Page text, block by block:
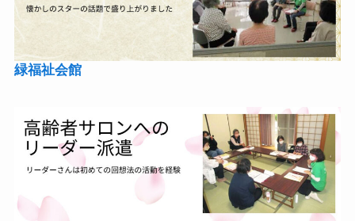
緑福祉会館